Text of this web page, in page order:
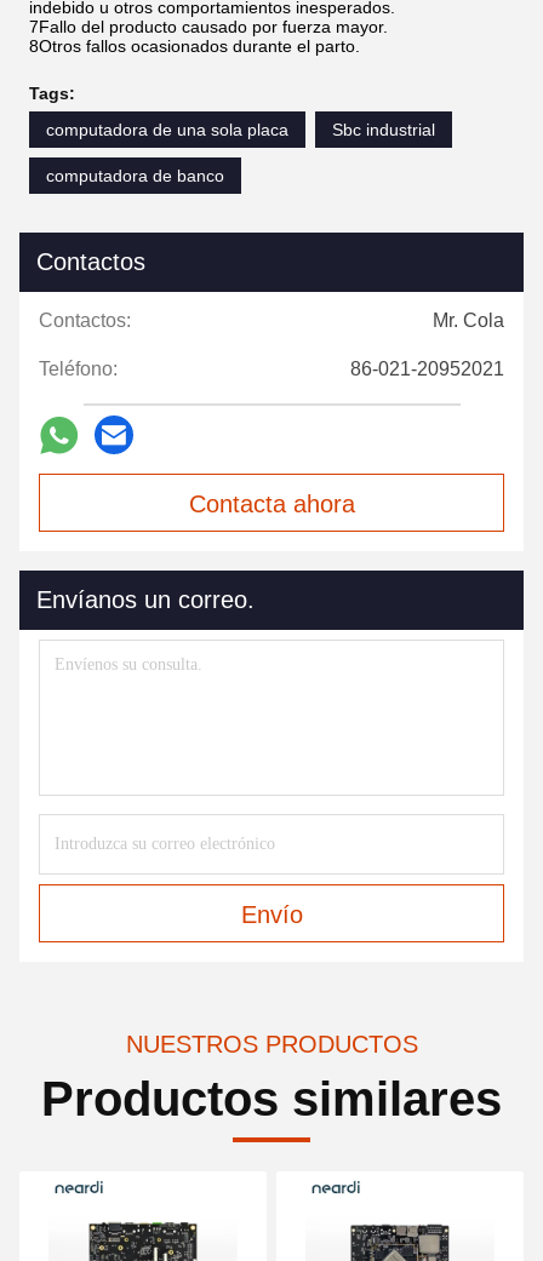
indebido u otros comportamientos inesperados.
7Fallo del producto causado por fuerza mayor.
8Otros fallos ocasionados durante el parto.
Tags:
computadora de una sola placa
Sbc industrial
computadora de banco
Contactos
Contactos: Mr. Cola
Teléfono: 86-021-20952021
Contacta ahora
Envíanos un correo.
Envío
NUESTROS PRODUCTOS
Productos similares